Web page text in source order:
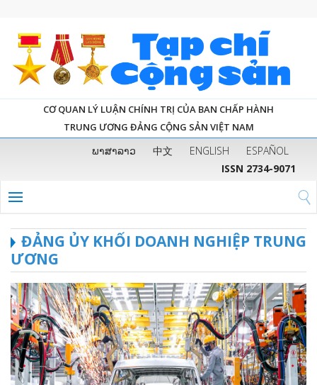
CƠ QUAN LÝ LUẬN CHÍNH TRỊ CỦA BAN CHẤP HÀNH
TRUNG ƯƠNG ĐẢNG CỘNG SẢN VIỆT NAM
ພາສາລາວ 中文 ENGLISH
ESPAÑOL
ISSN 2734-9071
ĐẢNG ỦY KHỐI DOANH NGHIỆP TRUNG
ƯƠNG